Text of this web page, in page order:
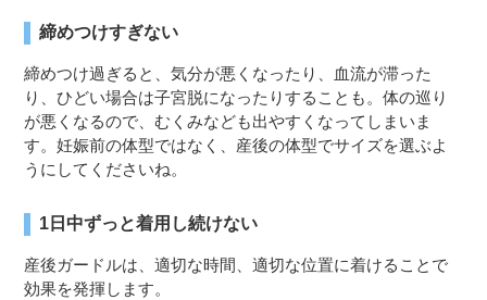
締めつけすぎない
締めつけ過ぎると、気分が悪くなったり、血流が滞った
り、ひどい場合は子宮脱になったりすることも。体の巡り
が悪くなるので、むくみなども出やすくなってしまいま
す。妊娠前の体型ではなく、産後の体型でサイズを選ぶよ
うにしてくださいね。
1日中ずっと着用し続けない
産後ガードルは、適切な時間、適切な位置に着けることで
効果を発揮します。